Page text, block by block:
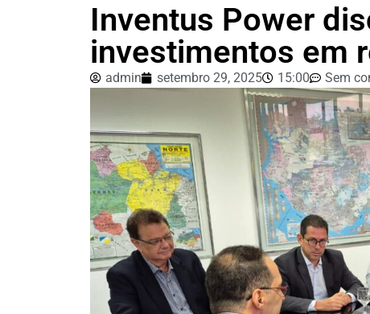
Inventus Power
investimentos em
admin setembro 29, 2025 15:00 Sem